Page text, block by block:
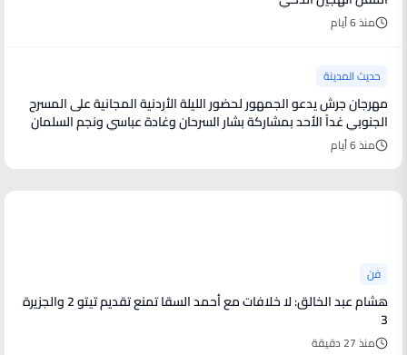
منذ 6 أيام
حديث المدينة
مهرجان جرش يدعو الجمهور لحضور الليلة الأردنية المجانية على المسرح
الجنوبي غداً الأحد بمشاركة بشار السرحان وغادة عباسي ونجم السلمان
منذ 6 أيام
فن
هشام عبد الخالق: لا خلافات مع أحمد السقا تمنع تقديم تيتو 2 والجزيرة
3
منذ 27 دقيقة